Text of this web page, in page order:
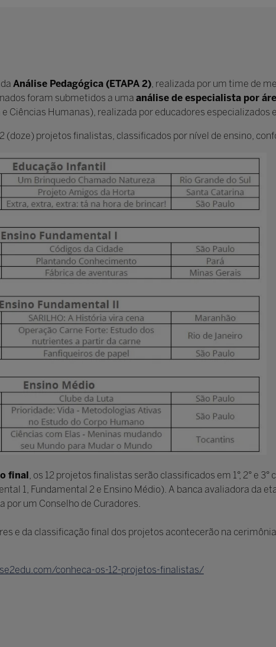
Análise Pedagógica (ETAPA 2), realizada por um time de
foram submetidos a uma análise de especialista por
Ciências Humanas), realizada por educadores especializados
(doze) projetos finalistas, classificados por nível de ensino,
final , os 12 projetos finalistas serão classificados em 1°, 2° e
1, Fundamental 2 e Ensino Médio). A banca avaliadora da
um Conselho de Curadores.
e da classificação final dos projetos acontecerão na
conheca-os-12-projetos-finalistas/